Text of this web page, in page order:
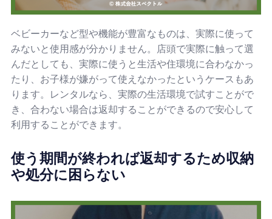
ベビーカーなど型や機能が豊富なものは、実際に使って
みないと使用感が分かりません。店頭で実際に触って選
んだとしても、実際に使うと生活や住環境に合わなかっ
たり、お子様が嫌がって使えなかったというケースもあ
ります。レンタルなら、実際の生活環境で試すことがで
き、合わない場合は返却することができるので安心して
利用することができます。
使う期間が終われば返却するため収納
や処分に困らない